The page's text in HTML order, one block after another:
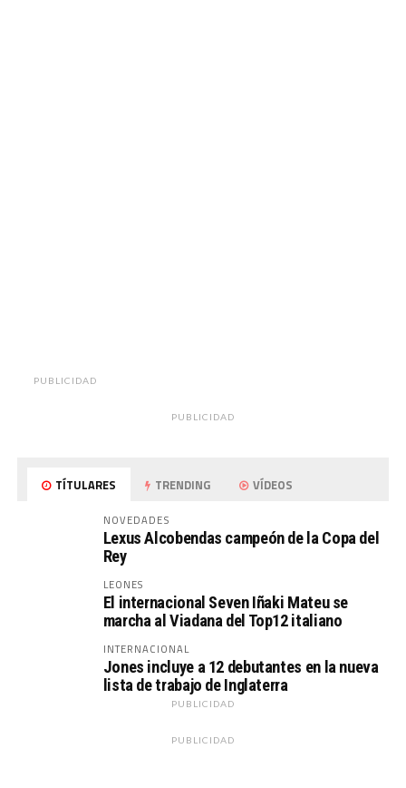
PUBLICIDAD
PUBLICIDAD
TÍTULARES TRENDING VÍDEOS
NOVEDADES
Lexus Alcobendas campeón de la Copa del
Rey
LEONES
El internacional Seven Iñaki Mateu se
marcha al Viadana del Top12 italiano
INTERNACIONAL
Jones incluye a 12 debutantes en la nueva
lista de trabajo de Inglaterra
PUBLICIDAD
PUBLICIDAD